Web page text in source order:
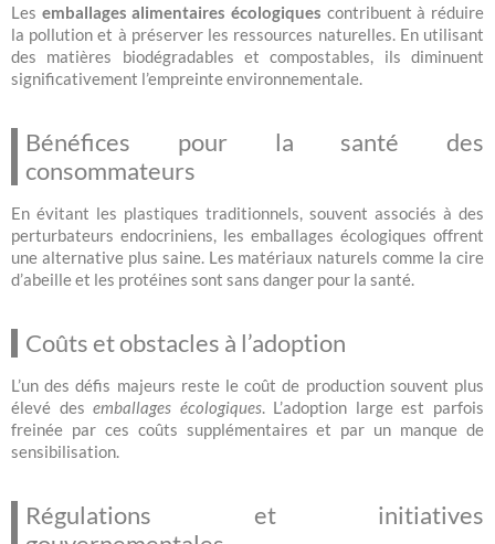
Les emballages alimentaires écologiques contribuent à réduire
la pollution et à préserver les ressources naturelles. En utilisant
des matières biodégradables et compostables, ils diminuent
significativement l’empreinte environnementale.
Bénéfices pour la santé des
consommateurs
En évitant les plastiques traditionnels, souvent associés à des
perturbateurs endocriniens, les emballages écologiques offrent
une alternative plus saine. Les matériaux naturels comme la cire
d’abeille et les protéines sont sans danger pour la santé.
Coûts et obstacles à l’adoption
L’un des défis majeurs reste le coût de production souvent plus
élevé desemballages écologiques. L’adoption large est parfois
freinée par ces coûts supplémentaires et par un manque de
sensibilisation.
Régulations et initiatives